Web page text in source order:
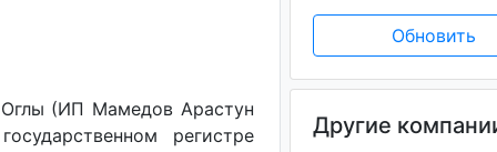
(ИП Мамедов Арастун
регистре
Обновить
Другие